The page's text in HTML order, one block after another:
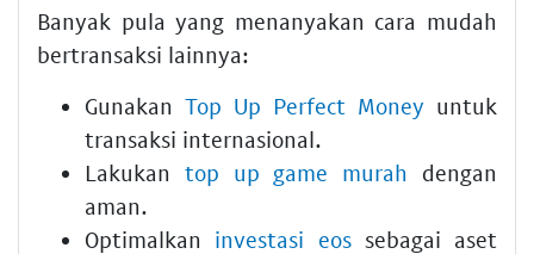
Banyak pula yang menanyakan cara mudah
bertransaksi lainnya:
Gunakan Top Up Perfect Money untuk
transaksi internasional.
Lakukan top up game murah dengan
aman.
Optimalkan investasi eossebagai aset